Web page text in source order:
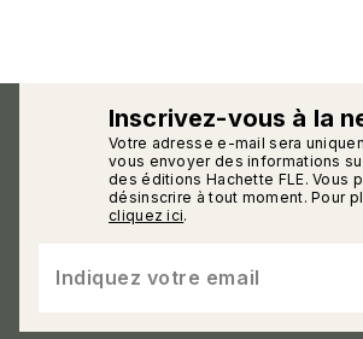
Inscrivez-vous à la
Votre adresse e-mail sera
vous envoyer des informations
des éditions Hachette FLE. Vous
désinscrire à tout moment. Pour
cliquez ici.
Indiquez votre email